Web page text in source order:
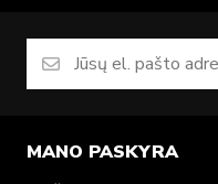
MANO PASKYRA